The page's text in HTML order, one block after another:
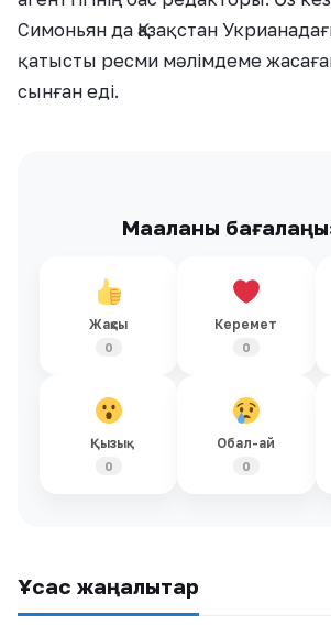
Симоньян да Қазақстан
қатысты ресми мәлімдеме
сынған еді.
Мақаланы
Жақсы
0
Керемет
0
Қызық
0
Обал-ай
0
Ұқсас жаңалықтар